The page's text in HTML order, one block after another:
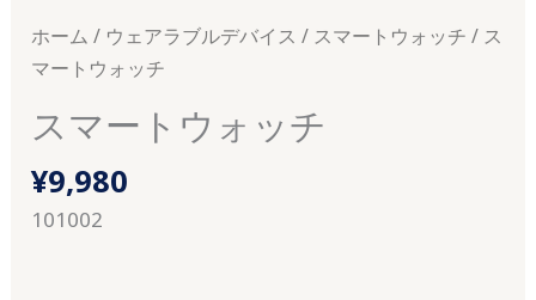
ホーム / ウェアラブルデバイス / スマートウォッチ / ス
マートウォッチ
スマートウォッチ
¥9,980
101002